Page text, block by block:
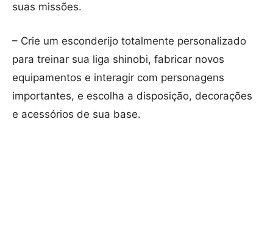
suas missões.
– Crie um esconderijo totalmente personalizado
para treinar sua liga shinobi, fabricar novos
equipamentos e interagir com personagens
importantes, e escolha a disposição, decorações
e acessórios de sua base.